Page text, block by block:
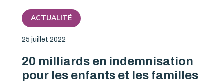
ACTUALITÉ
25 juillet 2022
20 milliards en indemnisation
pour les enfants et les familles